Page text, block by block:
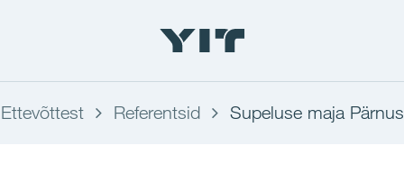
Ettevõttest Referentsid Supeluse maja Pärnus